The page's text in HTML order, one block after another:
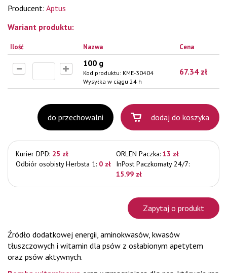
Producent: Aptus
Wariant produktu:
Ilość Nazwa Cena
100 g
Kod produktu: KME-30404
Wysyłka w ciągu 24 h
67.34 zł
do przechowalni dodaj do koszyka
Kurier DPD: 25 zł ORLEN Paczka: 13 zł
Odbiór osobisty Herbsta 1: 0 zł
InPost Paczkomaty 24/7:
15.99 zł
Zapytaj o produkt
Źródło dodatkowej energii, aminokwasów, kwasów
tłuszczowych i witamin dla psów z osłabionym apetytem
oraz psów aktywnych.